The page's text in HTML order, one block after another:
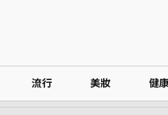
流行 美妝 健